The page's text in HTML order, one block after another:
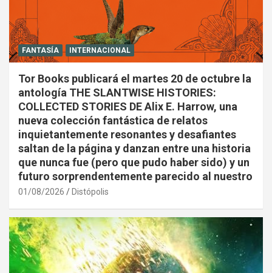
FANTASÍA INTERNACIONAL
Tor Books publicará el martes 20 de octubre la
antología THE SLANTWISE HISTORIES:
COLLECTED STORIES DE Alix E. Harrow, una
nueva colección fantástica de relatos
inquietantemente resonantes y desafiantes
saltan de la página y danzan entre una historia
que nunca fue (pero que pudo haber sido) y un
futuro sorprendentemente parecido al nuestro
01/08/2026 Distópolis